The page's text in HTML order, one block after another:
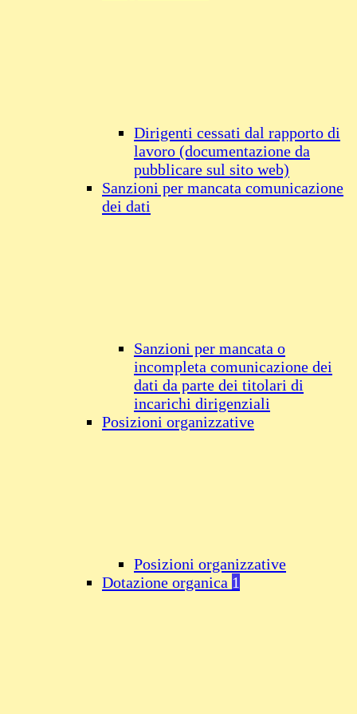
Dirigenti cessati dal rapporto di
lavoro (documentazione da
pubblicare sul sito web)
Sanzioni per mancata comunicazione
dei dati
Sanzioni per mancata o
incompleta comunicazione dei
dati da parte dei titolari di
incarichi dirigenziali
Posizioni organizzative
Posizioni organizzative
Dotazione organica 1